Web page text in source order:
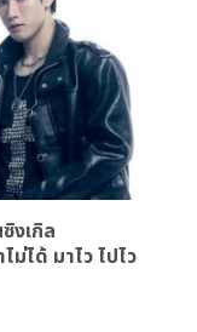
งเกิล
ได้ มาไว ไปไว